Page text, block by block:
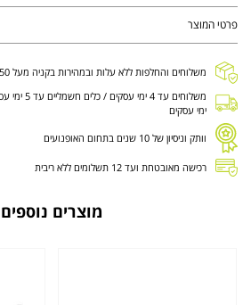
פרטי המוצר
משלוחים והחלפות ללא עלות ובמהירות בקניה מעל ₪250
ימי עסקים
וותק וניסיון של 10 שנים בתחום האופנועים
רכישה מאובטחת ועד 12 תשלומים ללא ריבית
מוצרים נוספים